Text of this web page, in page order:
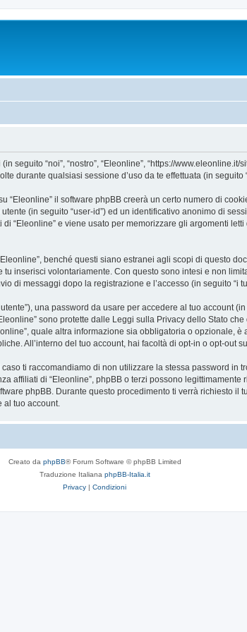
“noi”, “nostro”, “Eleonline”, “https://www.eleonline.it/
durante qualsiasi sessione d’uso da te effettuata (in seguito
il software phpBB creerà un certo numero di
(in seguito “user-id”) ed un identificativo anonimo di
“Eleonline” e viene usato per memorizzare gli argomenti
benché questi siano estranei agli scopi di questo
inserisci volontariamente. Con questo sono intesi e non
di messaggi dopo la registrazione e l’accesso (in seguito “i
una password da usare per accedere al tuo account
sono protette dalle Leggi sulla Privacy dello Stato
quale altra informazione sia obbligatoria o opzionale, è
All’interno del tuo account, hai facoltà di opt-in o opt-out
ti raccomandiamo di non utilizzare la stessa password in
affiliati di “Eleonline”, phpBB o terzi possono
phpBB. Durante questo procedimento ti verrà richiesto
tuo account.
Creato da phpBB® Forum Software © phpBB Limited
Traduzione Italiana phpBB-Italia.it
Privacy | Condizioni